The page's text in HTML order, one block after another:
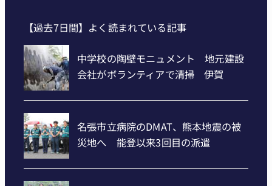
【過去7日間】よく読まれている記事